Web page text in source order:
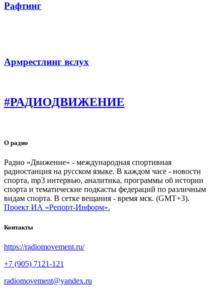
Рафтинг
Армрестлинг вслух
#РАДИОДВИЖЕНИЕ
О радио
Радио «Движение» - международная спортивная
радиостанция на русском языке. В каждом часе - новости
спорта, mp3 интервью, аналитика, программы об истории
спорта и тематические подкасты федераций по различным
видам спорта. В сетке вещания - время мск. (GMT+3).
Проект ИА «Репорт-Информ».
Контакты
https://radiomovement.ru/
+7 (905) 7121-121
radiomovement@yandex.ru